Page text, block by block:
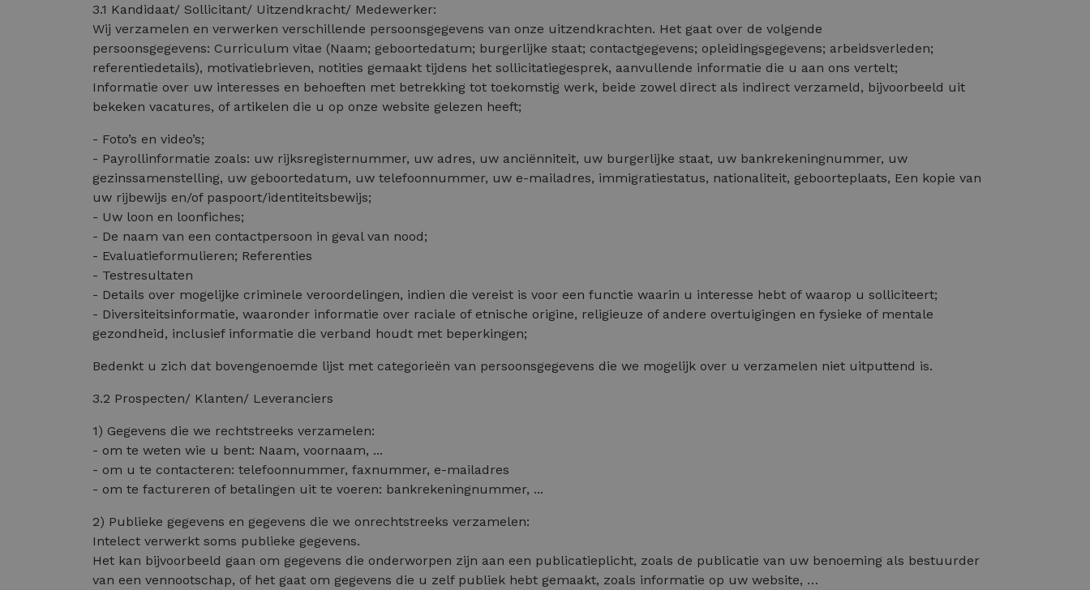
3.1 Kandidaat/ Sollicitant/ Uitzendkracht/ Medewerker:
Wij verzamelen en verwerken verschillende persoonsgegevens van onze uitzendkrachten. Het gaat over de volgende
persoonsgegevens: Curriculum vitae (Naam; geboortedatum; burgerlijke staat; contactgegevens; opleidingsgegevens; arbeidsverleden;
referentiedetails), motivatiebrieven, notities gemaakt tijdens het sollicitatiegesprek, aanvullende informatie die u aan ons vertelt;
Informatie over uw interesses en behoeften met betrekking tot toekomstig werk, beide zowel direct als indirect verzameld, bijvoorbeeld uit
bekeken vacatures, of artikelen die u op onze website gelezen heeft;
- Foto’s en video’s;
- Payrollinformatie zoals: uw rijksregisternummer, uw adres, uw anciënniteit, uw burgerlijke staat, uw bankrekeningnummer, uw
gezinssamenstelling, uw geboortedatum, uw telefoonnummer, uw e-mailadres, immigratiestatus, nationaliteit, geboorteplaats, Een kopie van
uw rijbewijs en/of paspoort/identiteitsbewijs;
- Uw loon en loonfiches;
- De naam van een contactpersoon in geval van nood;
- Evaluatieformulieren; Referenties
- Testresultaten
- Details over mogelijke criminele veroordelingen, indien die vereist is voor een functie waarin u interesse hebt of waarop u solliciteert;
- Diversiteitsinformatie, waaronder informatie over raciale of etnische origine, religieuze of andere overtuigingen en fysieke of mentale
gezondheid, inclusief informatie die verband houdt met beperkingen;
Bedenkt u zich dat bovengenoemde lijst met categorieën van persoonsgegevens die we mogelijk over u verzamelen niet uitputtend is.
3.2 Prospecten/ Klanten/ Leveranciers
1) Gegevens die we rechtstreeks verzamelen:
- om te weten wie u bent: Naam, voornaam, ...
- om u te contacteren: telefoonnummer, faxnummer, e-mailadres
- om te factureren of betalingen uit te voeren: bankrekeningnummer, ...
2) Publieke gegevens en gegevens die we onrechtstreeks verzamelen:
Intelect verwerkt soms publieke gegevens.
Het kan bijvoorbeeld gaan om gegevens die onderworpen zijn aan een publicatieplicht, zoals de publicatie van uw benoeming als bestuurder
van een vennootschap, of het gaat om gegevens die u zelf publiek hebt gemaakt, zoals informatie op uw website, …